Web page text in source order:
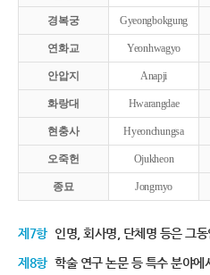
경복궁 Gyeongbokgung
연화교 Yeonhwagyo
안압지 Anapji
화랑대 Hwarangdae
현충사 Hyeonchungsa
오죽헌 Ojukheon
종묘 Jongmyo
제7항 인명, 회사명, 단체명 등은 그
제8항 학술 연구 논문 등 특수 분야에